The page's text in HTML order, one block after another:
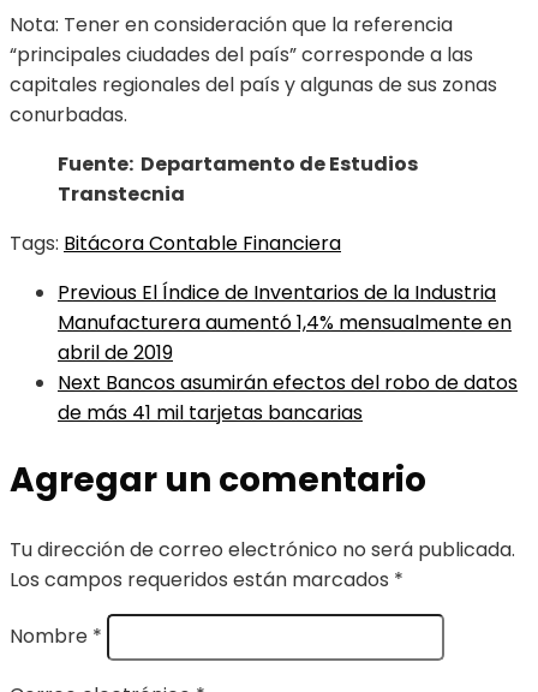
Nota: Tener en consideración que la referencia
“principales ciudades del país” corresponde a las
capitales regionales del país y algunas de sus zonas
conurbadas.
Fuente: Departamento de Estudios
Transtecnia
Tags: Bitácora Contable Financiera
Previous El Índice de Inventarios de la Industria
Manufacturera aumentó 1,4% mensualmente en
abril de 2019
Next Bancos asumirán efectos del robo de datos
de más 41 mil tarjetas bancarias
Agregar un comentario
Tu dirección de correo electrónico no será publicada.
Los campos requeridos están marcados *
Nombre *